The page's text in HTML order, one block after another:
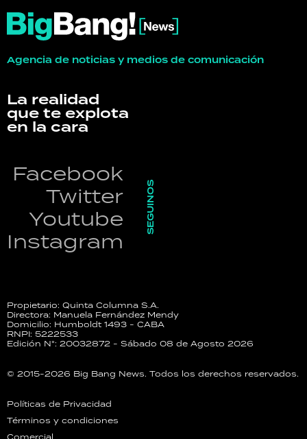
Agencia de noticias y medios de comunicación
La realidad
que te explota
en la cara
Facebook
Twitter
Youtube
Instagram
SEGUINOS
Propietario: Quinta Columna S.A.
Directora: Manuela Fernández Mendy
Domicilio: Humboldt 1493 - CABA
RNPI: 5222533
Edición N°: 20032872 - Sábado 08 de Agosto 2026
© 2015-2026 Big Bang News. Todos los derechos reservados.
Políticas de Privacidad
Términos y condiciones
Comercial